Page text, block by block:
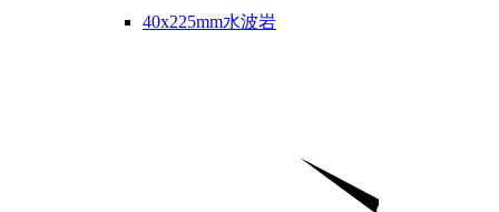
40x225mm水波岩